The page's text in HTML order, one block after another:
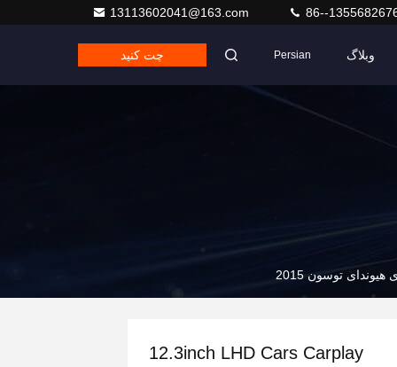
13113602041@163.com 86--
وبلاگ Persian چت کنید
12.3inch LHD Cars Carplay